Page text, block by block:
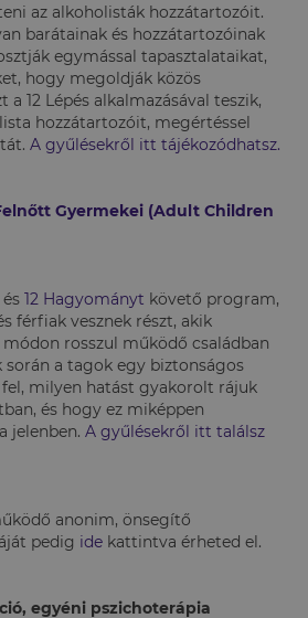
az alkoholisták hozzátartozóit.
barátainak és hozzátartozóinak
egymással tapasztalataikat,
hogy megoldják közös
12 Lépés alkalmazásával teszik,
hozzátartozóit, megértéssel
A gyűlésekről itt tájékozódhatsz.
Gyermekei (Adult Children
és 12 Hagyományt követő program,
férfiak vesznek részt, akik
rosszul működő családban
során a tagok egy biztonságos
milyen hatást gyakorolt rájuk
és hogy ez miképpen
jelenben. A gyűlésekről itt találsz
anonim, önsegítő
pedig ide kattintva érheted el.
egyéni pszichoterápia